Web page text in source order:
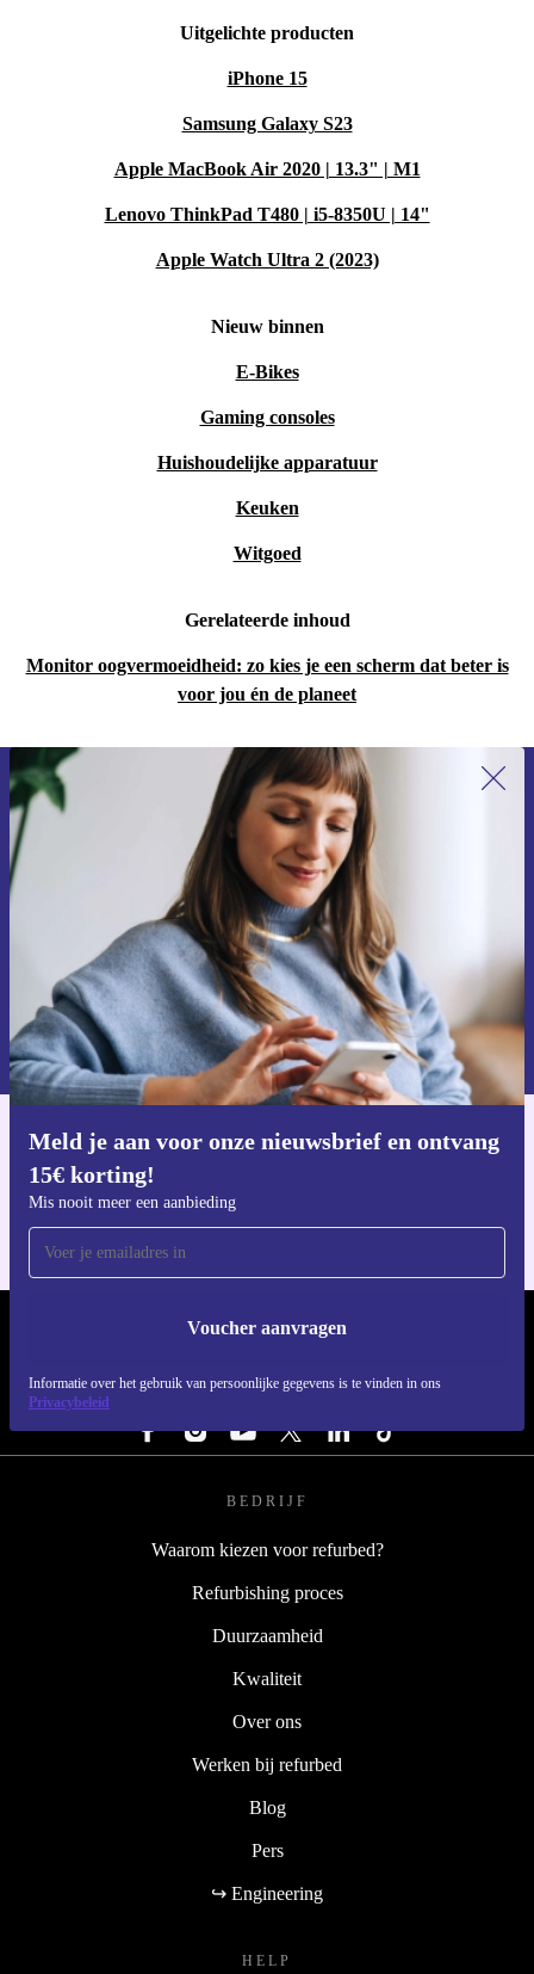
Uitgelichte producten
iPhone 15
Samsung Galaxy S23
Apple MacBook Air 2020 | 13.3" | M1
Lenovo ThinkPad T480 | i5-8350U | 14"
Apple Watch Ultra 2 (2023)
Nieuw binnen
E-Bikes
Gaming consoles
Huishoudelijke apparatuur
Keuken
Witgoed
Gerelateerde inhoud
Monitor oogvermoeidheid: zo kies je een scherm dat beter is
voor jou én de planeet
Meld je aan voor onze nieuwsbrief en ontvang
15€ korting!
Mis nooit meer een aanbieding
Voucher aanvragen
Informatie over het gebruik van persoonlijke gegevens is te vinden in ons
Privacybeleid
Meld je aan voor onze nieuwsbrief en
ontvang €15 korting!
Mis nooit meer een aanbieding.
Voucher aanvragen
Informatie over het gebruik van persoonsgegevens vind je in ons
privacybeleid
Download de refurbed app
REFURBED NEDERLAND - RETHINK NEW.
VOLG ONS
BEDRIJF
Waarom kiezen voor refurbed?
Refurbishing proces
Duurzaamheid
Kwaliteit
Over ons
Werken bij refurbed
Blog
Pers
↪ Engineering
HELP